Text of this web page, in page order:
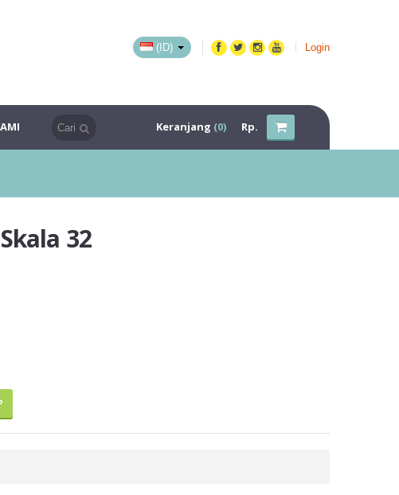
(ID) Login
Keranjang (0) Rp.
32